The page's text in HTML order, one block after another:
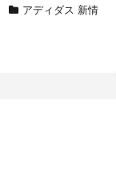
アディダス 新情